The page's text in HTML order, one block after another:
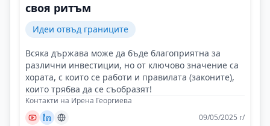
своя ритъм
Идеи отвъд границите
Всяка държава може да бъде благоприятна за
различни инвестиции, но от ключово значение са
хората, с които се работи и правилата (законите),
които трябва да се съобразят!
Контакти на Ирена Георгиева
09/05/2025 г/